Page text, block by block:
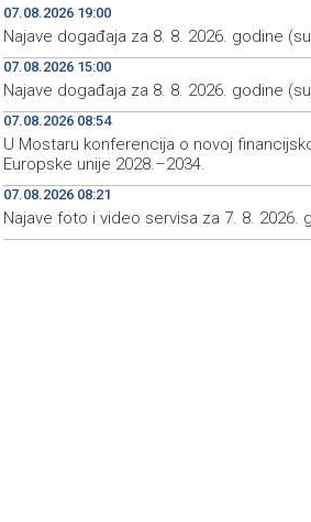
07.08.2026 19:00
Najave događaja za 8. 8. 2026. godine
07.08.2026 15:00
Najave događaja za 8. 8. 2026. godine
07.08.2026 08:54
U Mostaru konferencija o novoj
Europske unije 2028.–2034.
07.08.2026 08:21
Najave foto i video servisa za 7. 8. 2026.